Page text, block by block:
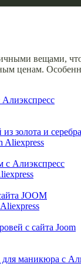
вещами,
ценам.
Aliexpress